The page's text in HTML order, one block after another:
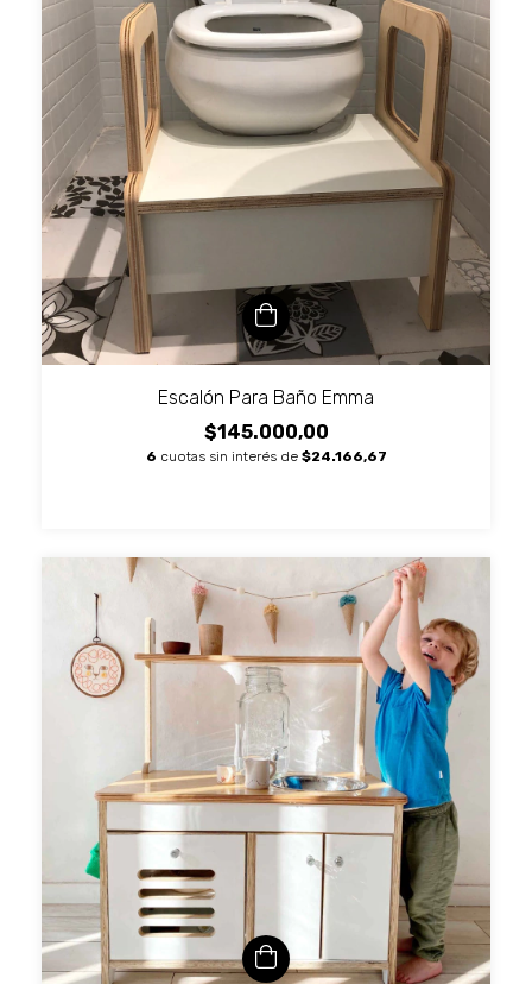
Escalón Para Baño Emma
$145.000,00
6 cuotas sin interés de $24.166,67